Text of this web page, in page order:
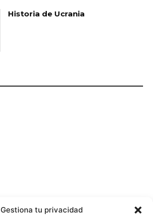
Gestiona tu privacidad
Historia de Ucrania